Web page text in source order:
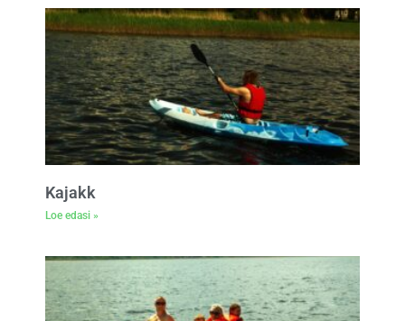
Kajakk
Loe edasi »